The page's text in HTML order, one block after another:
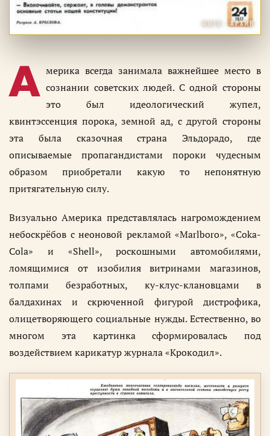
ФОТО · АРХИВ
А мерика всегда занимала важнейшее место в
сознании советских людей. С одной стороны
это был идеологический жупел,
квинтэссенция порока, земной ад, с другой стороны
эта была сказочная страна Эльдорадо, где
описываемые пропагандистами пороки чудесным
образом приобретали какую то непонятную
притягательную силу.
Визуально Америка представлялась нагромождением
небоскрёбов с неоновой рекламой «Marlboro», «Соka-
Соla» и «Shell», роскошными автомобилями,
ломящимися от изобилия витринами магазинов,
толпами безработных, ку-клус-клановцами в
балдахинах и скрюченной фигурой дистрофика,
олицетворяющего социальные нужды. Естественно, во
многом эта картинка сформировалась под
воздействием карикатур журнала «Крокодил».